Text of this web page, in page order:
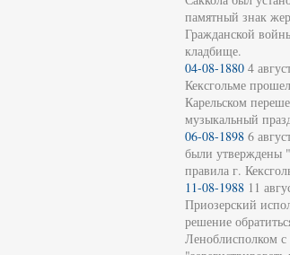
памятный знак
Гражданской
кладбище.
04-08-1880 4
Кексгольме
Карельском
музыкальный
06-08-1898 6
были утверждены
правила г.
11-08-1988 11
Приозерский
решение
Леноблисполком с